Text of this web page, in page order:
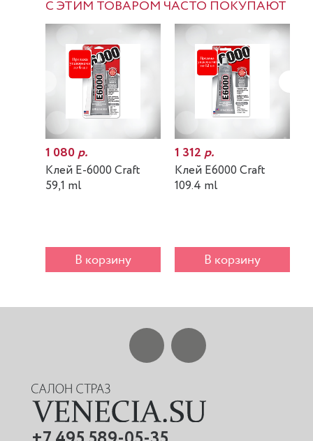
С ЭТИМ ТОВАРОМ ЧАСТО ПОКУПАЮТ
1 080р.
Клей E-6000 Craft
59,1 ml
В корзину
1 312р.
Клей E6000 Craft
109.4 ml
В корзину